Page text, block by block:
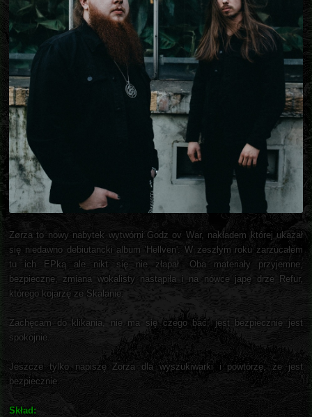
Zørza to nowy nabytek wytwórni Godz ov War, nakładem której ukazał
się niedawno debiutancki album 'Hellven'. W zeszłym roku zarzucałem
tu ich EPką ale nikt się nie złapał. Oba materiały przyjemne,
bezpieczne, zmiana wokalisty nastąpiła i na nówce japę drze Refur,
którego kojarzę ze Skalanie.
Zachęcam do klikania, nie ma się czego bać, jest bezpiecznie jest
spokojnie.
Jeszcze tylko napiszę Zorza dla wyszukiwarki i powtórzę, że jest
bezpiecznie.
Skład: